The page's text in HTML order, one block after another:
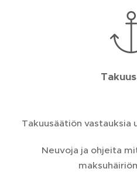
Takuusäätiön vastauksia
Neuvoja ja ohjeita